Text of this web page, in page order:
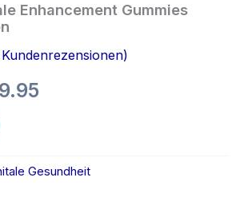
Enhancement Gummies
Kundenrezensionen)
Gesundheit